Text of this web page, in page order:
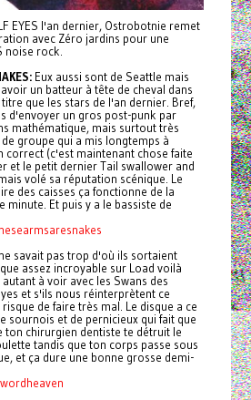
EYES l'an dernier, Ostrobotnie remet
avec Zéro jardins pour une
noise rock.
Eux aussi sont de Seattle mais
un batteur à tête de cheval dans
que les stars de l'an dernier. Bref,
d'envoyer un gros post-punk par
mathématique, mais surtout très
groupe qui a mis longtemps à
correct (c'est maintenant chose faite
et le petit dernier Tail swallower and
volé sa réputation scénique. Le
des caisses ça fonctionne de la
minute. Et puis y a le bassiste de
savait pas trop d'où ils sortaient
assez incroyable sur Load voilà
à voir avec les Swans des
et s'ils nous réinterprètent ce
de faire très mal. Le disque a ce
sournois et de pernicieux qui fait que
ton chirurgien dentiste te détruit le
tandis que ton corps passe sous
et ça dure une bonne grosse demi-